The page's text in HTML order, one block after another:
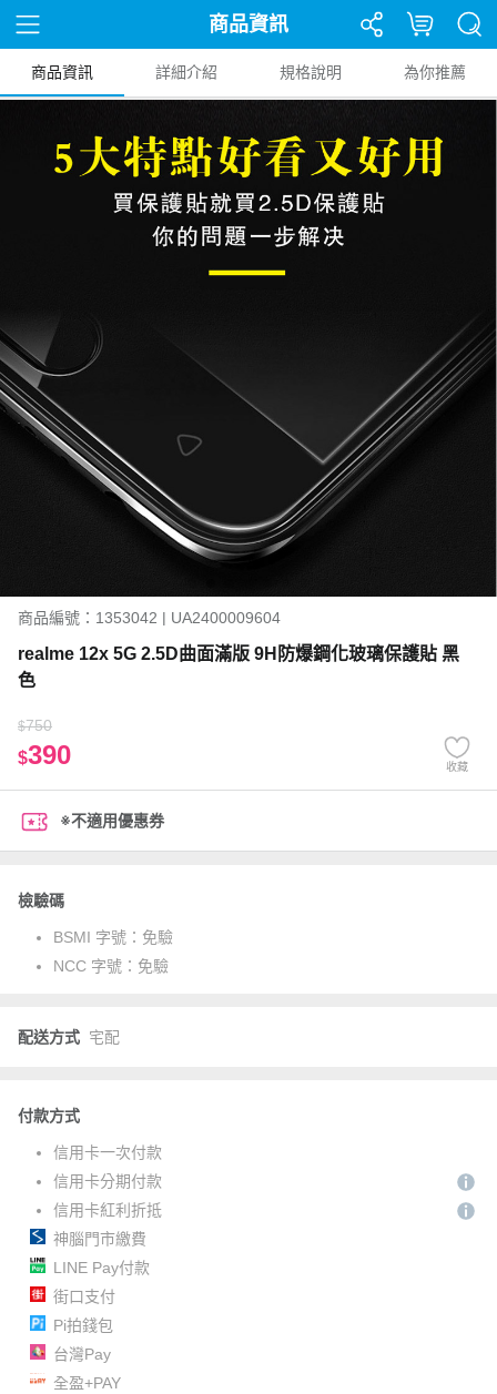
商品資訊
商品資訊 詳細介紹 規格說明 為你推薦
商品編號：1353042 | UA2400009604
realme 12x 5G 2.5D曲面滿版 9H防爆鋼化玻璃保護貼 黑
色
$750
$390 收藏
※不適用優惠券
檢驗碼
BSMI 字號： 免驗
NCC 字號： 免驗
配送方式 宅配
付款方式
信用卡一次付款
信用卡分期付款
信用卡紅利折抵
神腦門市繳費
LINE Pay付款
街口支付
Pi拍錢包
台灣Pay
全盈+PAY